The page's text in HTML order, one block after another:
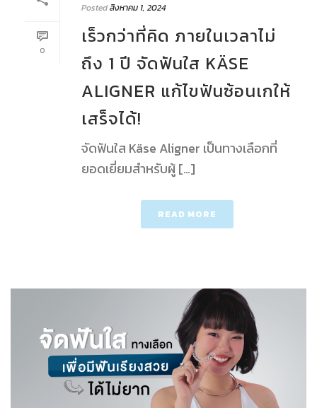
0
Postedสิงหาคม 1, 2024
เร็วกว่าที่คิด ภายในเวลาไม่
ถึง 1 ปี จัดฟันใส KÄSE
ALIGNER แก้ไขฟันซ้อนเกให้
เสร็จได้!
จัดฟันใส Käse Aligner เป็นทางเลือกที่
ยอดเยี่ยมสำหรับผู้ […]
READ MORE